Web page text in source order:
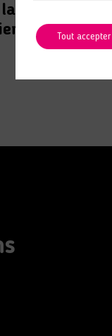
MAS
Tout accepter